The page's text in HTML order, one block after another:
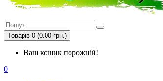
Товарів 0 (0.00 грн.)
Ваш кошик порожній!
0